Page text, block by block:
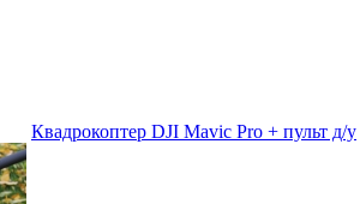
Квадрокоптер DJI Mavic Pro + пульт д/у